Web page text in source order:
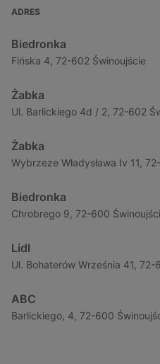
ADRES
Biedronka
Fińska 4, 72-602 Świnoujście
Żabka
Ul. Barlickiego 4d / 2, 72-602
Żabka
Wybrzeze Władysława Iv 11,
Biedronka
Chrobrego 9, 72-600
Lidl
Ul. Bohaterów Września 41,
ABC
Barlickiego, 4, 72-600